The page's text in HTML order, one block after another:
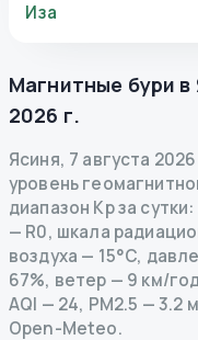
Иза
Магнитные бури в
2026 г.
Ясиня, 7 августа 2026
уровень
диапазон Kp за сутки:
— R0, шкала
воздуха — 15°C,
67%, ветер — 9 км/
AQI — 24, PM2.5 — 3.2
Open-Meteo.